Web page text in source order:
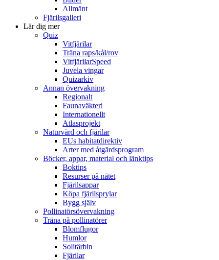
Allmänt
Fjärilsgalleri
Lär dig mer
Quiz
Vitfjärilar
Träna raps/kål/rov
VitfjärilarSpeed
Juvela vingar
Quizarkiv
Annan övervakning
Regionalt
Faunaväkteri
Internationellt
Atlasprojekt
Naturvård och fjärilar
EUs habitatdirektiv
Arter med åtgärdsprogram
Böcker, appar, material och länktips
Boktips
Resurser på nätet
Fjärilsappar
Köpa fjärilsprylar
Bygg själv
Pollinatörsövervakning
Träna på pollinatörer
Blomflugor
Humlor
Solitärbin
Fjärilar